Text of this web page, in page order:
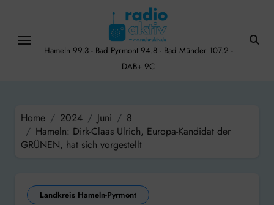
content
Hameln 99.3 - Bad Pyrmont 94.8 - Bad Münder 107.2 -
DAB+ 9C
Home 2024 Juni
8
Hameln: Dirk-Claas Ulrich, Europa-Kandidat der
GRÜNEN, hat sich vorgestellt
Landkreis Hameln-Pyrmont